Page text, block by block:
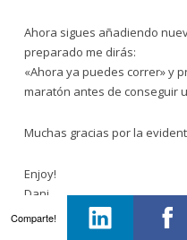
Ahora sigues añadiendo
preparado me dirás:
«Ahora ya puedes correr» y
maratón antes de conseguir
Muchas gracias por la
Enjoy!
Dani
Pd.: mucha gente conoce
todavía se sorprende de
Comparte!